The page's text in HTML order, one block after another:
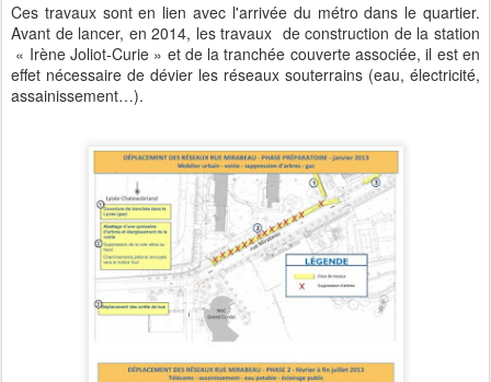
Ces travaux sont en lien avec l'arrivée du métro dans le quartier.
Avant de lancer, en 2014, les travaux de construction de la station
« Irène Joliot-Curie » et de la tranchée couverte associée, il est en
effet nécessaire de dévier les réseaux souterrains (eau, électricité,
assainissement…).